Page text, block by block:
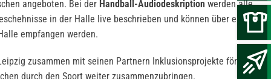
angeboten. Bei der Handball-Audiodeskription werden alle
in der Halle live beschrieben und können über ein
empfangen werden.
zusammen mit seinen Partnern Inklusionsprojekte fördern
durch den Sport weiter zusammenzubringen.